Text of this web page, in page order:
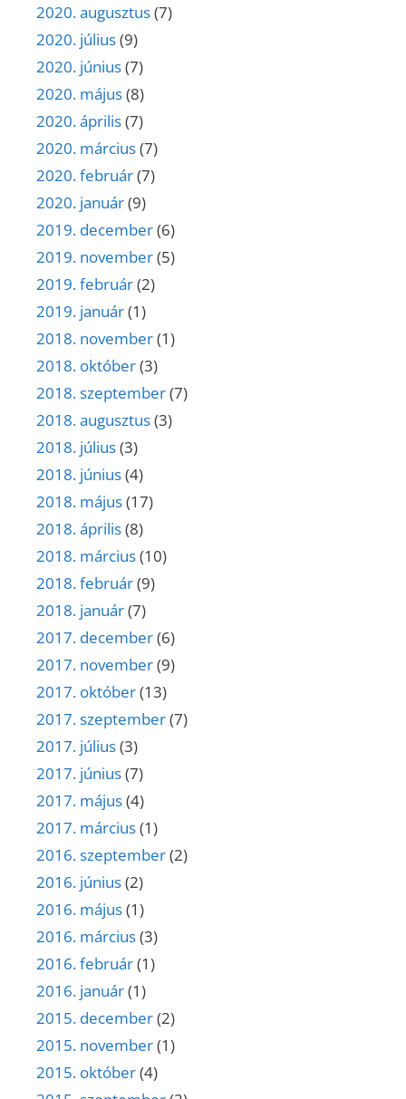
2020. augusztus(7)
2020. július(9)
2020. június(7)
2020. május(8)
2020. április(7)
2020. március(7)
2020. február(7)
2020. január(9)
2019. december(6)
2019. november(5)
2019. február(2)
2019. január(1)
2018. november(1)
2018. október(3)
2018. szeptember(7)
2018. augusztus(3)
2018. július(3)
2018. június(4)
2018. május(17)
2018. április(8)
2018. március(10)
2018. február(9)
2018. január(7)
2017. december(6)
2017. november(9)
2017. október(13)
2017. szeptember(7)
2017. július(3)
2017. június(7)
2017. május(4)
2017. március(1)
2016. szeptember(2)
2016. június(2)
2016. május(1)
2016. március(3)
2016. február(1)
2016. január(1)
2015. december(2)
2015. november(1)
2015. október(4)